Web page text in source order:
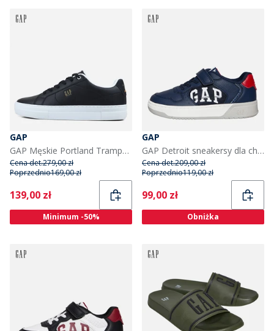
GAP
GAP Męskie Portland Trampki Czarny
Cena det.279,00 zł
Poprzednio169,00 zł
Current
139,00 zł
Minimum -50%
GAP
GAP Detroit sneakersy dla chłopca granatowo/czerwono/denim kolor Navy Red Denim
Cena det.209,00 zł
Poprzednio119,00 zł
Current
99,00 zł
Obniżka